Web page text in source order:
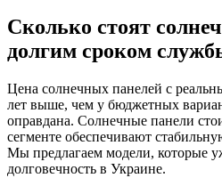
Сколько стоят
долгим сроком
Цена солнечных панелей с
лет выше, чем у бюджетных
оправдана. Солнечные панели
сегменте обеспечивают
Мы предлагаем модели, которые
долговечность в Украине.